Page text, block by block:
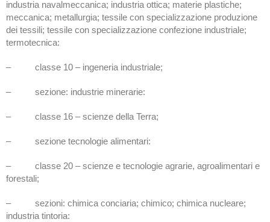
industria navalmeccanica; industria ottica; materie plastiche;
meccanica; metallurgia; tessile con specializzazione produzione
dei tessili; tessile con specializzazione confezione industriale;
termotecnica:
– classe 10 – ingeneria industriale;
– sezione: industrie minerarie:
– classe 16 – scienze della Terra;
– sezione tecnologie alimentari:
– classe 20 – scienze e tecnologie agrarie, agroalimentari e
forestali;
– sezioni: chimica conciaria; chimico; chimica nucleare;
industria tintoria: